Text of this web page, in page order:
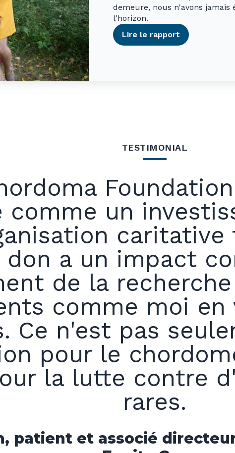
demeure, nous n'avons
l'horizon.
Lire le rapport
TESTIMONIAL
comme un
don a un impact
de la
comme moi en
Ce n'est pas
pour le
la lutte contre
rares.
patient et associé